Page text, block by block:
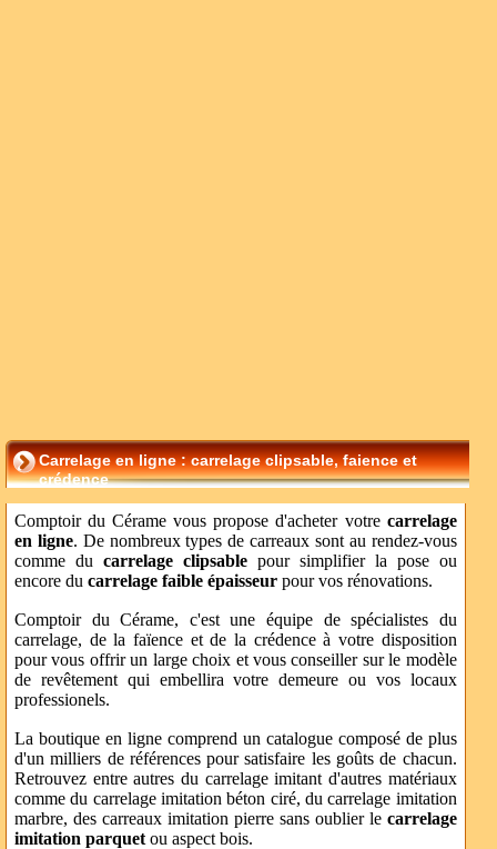
Carrelage en ligne : carrelage clipsable, faience et
crédence
Comptoir du Cérame vous propose d'acheter votre carrelage
en ligne. De nombreux types de carreaux sont au rendez-vous
comme du carrelage clipsablepour simplifier la pose ou
encore du carrelage faible épaisseur pour vos rénovations.
Comptoir du Cérame, c'est une équipe de spécialistes du
carrelage, de la faïence et de la crédence à votre disposition
pour vous offrir un large choix et vous conseiller sur le modèle
de revêtement qui embellira votre demeure ou vos locaux
professionels.
La boutique en ligne comprend un catalogue composé de plus
d'un milliers de références pour satisfaire les goûts de chacun.
Retrouvez entre autres du carrelage imitant d'autres matériaux
comme du carrelage imitation béton ciré, du carrelage imitation
marbre, des carreaux imitation pierre sans oublier le carrelage
imitation parquet ou aspect bois.